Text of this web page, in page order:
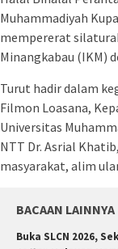
Muhammadiyah
mempererat
Minangkabau (IKM)
Turut hadir dalam
Filmon Loasana,
Universitas
NTT Dr. Asrial
masyarakat, alim
BACAAN LAINNYA
Buka SLCN 2026,